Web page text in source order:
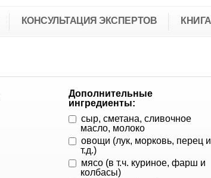
КОНСУЛЬТАЦИЯ ЭКСПЕРТОВ КНИГА
Дополнительные
ингредиенты:
сыр, сметана, сливочное
масло, молоко
овощи (лук, морковь, перец и
т.д.)
мясо (в т.ч. куриное, фарш и
колбасы)